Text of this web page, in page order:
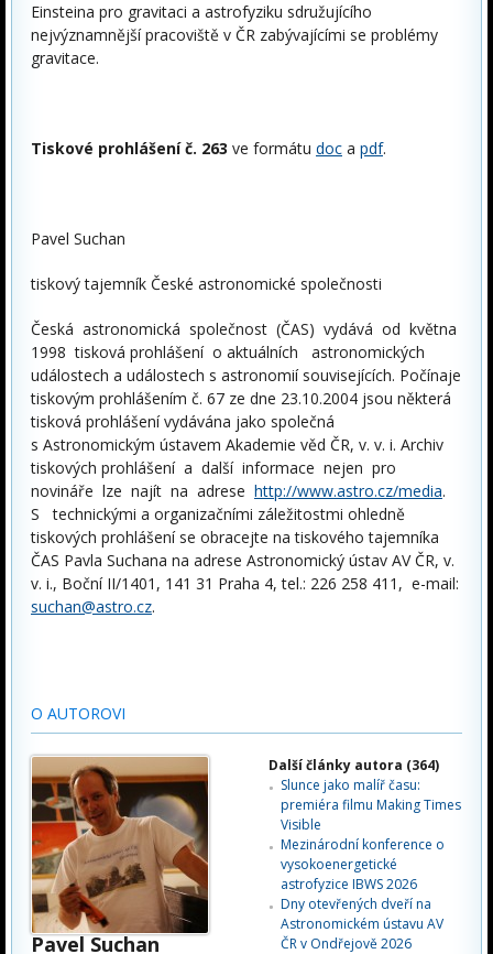
Einsteina pro gravitaci a astrofyziku sdružujícího
nejvýznamnější pracoviště v ČR zabývajícími se problémy
gravitace.
Tiskové prohlášení č. 263 ve formátu doc a pdf.
Pavel Suchan
tiskový tajemník České astronomické společnosti
Česká astronomická společnost (ČAS) vydává od května
1998 tisková prohlášení o aktuálních astronomických
událostech a událostech s astronomií souvisejících. Počínaje
tiskovým prohlášením č. 67 ze dne 23.10.2004 jsou některá
tisková prohlášení vydávána jako společná
s Astronomickým ústavem Akademie věd ČR, v. v. i. Archiv
tiskových prohlášení a další informace nejen pro
novináře lze najít na adrese http://www.astro.cz/media.
S technickými a organizačními záležitostmi ohledně
tiskových prohlášení se obracejte na tiskového tajemníka
ČAS Pavla Suchana na adrese Astronomický ústav AV ČR, v.
v. i., Boční II/1401, 141 31 Praha 4, tel.: 226 258 411, e-mail:
suchan@astro.cz.
O AUTOROVI
Pavel Suchan
Další články autora (364)
Slunce jako malíř času:
premiéra filmu Making Times
Visible
Mezinárodní konference o
vysokoenergetické
astrofyzice IBWS 2026
Dny otevřených dveří na
Astronomickém ústavu AV
ČR v Ondřejově 2026